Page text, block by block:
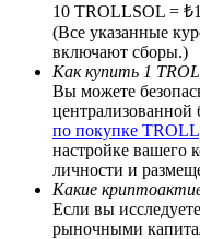
Deposit CASHCAT
Share 500000
Exclusive for
Register & Trade to
10 TROLLSOL =
(Все указанные
включают сборы.)
Как купить 1
Вы можете
централизованной
по покупке TROLL
настройке вашего
личности и
Какие
Если вы
рыночными